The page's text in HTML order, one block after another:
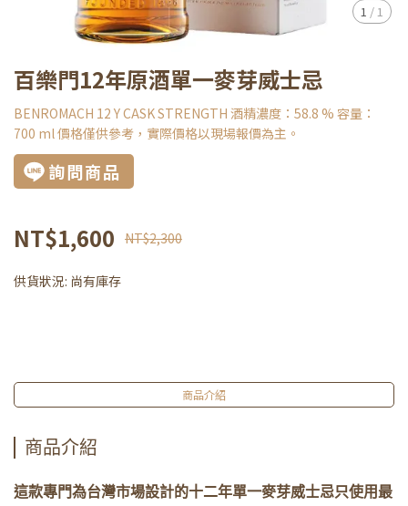
1 / 1
百樂門12年原酒單一麥芽威士忌
BENROMACH 12 Y CASK STRENGTH 酒精濃度：58.8 % 容量：
700 ml 價格僅供參考，實際價格以現場報價為主。
詢問商品
NT$1,600 NT$2,300
供貨狀況: 尚有庫存
商品介紹
商品介紹
這款專門為台灣市場設計的十二年單一麥芽威士忌只使用最